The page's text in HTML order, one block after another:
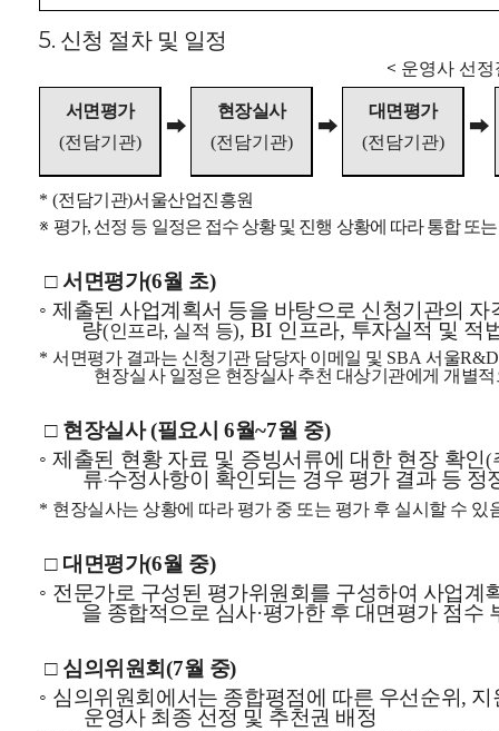
5. 신청 절차 및 일정
< 운영사 선정
서면평가
(전담기관)
➡
현장실사
(전담기관)
➡
대면평가
(전담기관)
➡
* (전담기관)서울산업진흥원
※ 평가, 선정 등 일정은 접수 상황 및 진행 상황에 따라 통합 또
□ 서면평가(6월 초)
◦ 제출된 사업계획서 등을 바탕으로 신청기관의 자
량(인프라, 실적 등), BI 인프라, 투자실적 및 적
* 서면평가 결과는 신청기관 담당자 이메일 및 SBA 서울R&D
현장실사 일정은 현장실사 추천 대상기관에게 개별
□ 현장실사(필요시 6월~7월 중)
◦ 제출된 현황 자료 및 증빙서류에 대한 현장 확인(
류‧수정사항이 확인되는 경우 평가 결과 등 정
* 현장실사는 상황에 따라 평가 중 또는 평가 후 실시할 수 있
□ 대면평가(6월 중)
◦ 전문가로 구성된 평가위원회를 구성하여 사업계
을 종합적으로 심사·평가한 후 대면평가 점수
□ 심의위원회(7월 중)
◦ 심의위원회에서는 종합평점에 따른 우선순위, 지
운영사 최종 선정 및 추천권 배정